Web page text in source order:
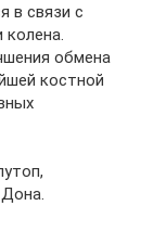
в связи с
обмена
костной